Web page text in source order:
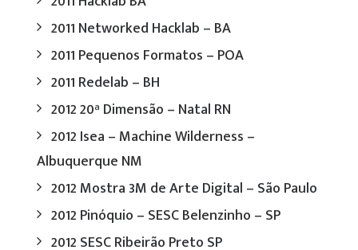
2011 Networked Hacklab – BA
2011 Pequenos Formatos – POA
2011 Redelab – BH
2012 20ª Dimensão – Natal RN
2012 Isea – Machine Wilderness –
Albuquerque NM
2012 Mostra 3M de Arte Digital – São Paulo
2012 Pinóquio – SESC Belenzinho – SP
2012 SESC Ribeirão Preto SP